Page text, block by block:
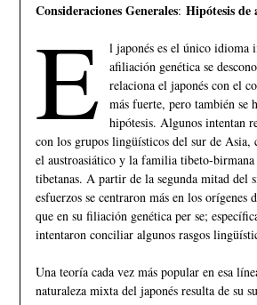
Consideraciones Generales: Hipótesis de
E
l japonés es el único idioma
afiliación genética se
relaciona el japonés con el
más fuerte, pero también se
hipótesis. Algunos intentan
con los grupos lingüísticos del sur de Asia,
el austroasiático y la familia tibeto-birmana
tibetanas. A partir de la segunda mitad del
esfuerzos se centraron más en los orígenes
que en su filiación genética per se;
intentaron conciliar algunos rasgos
Una teoría cada vez más popular en esa
naturaleza mixta del japonés resulta de su